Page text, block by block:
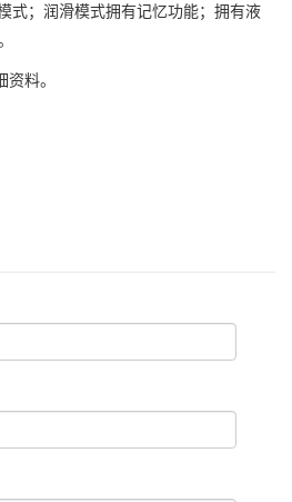
式；润滑模式拥有记忆功能；拥有液
料。